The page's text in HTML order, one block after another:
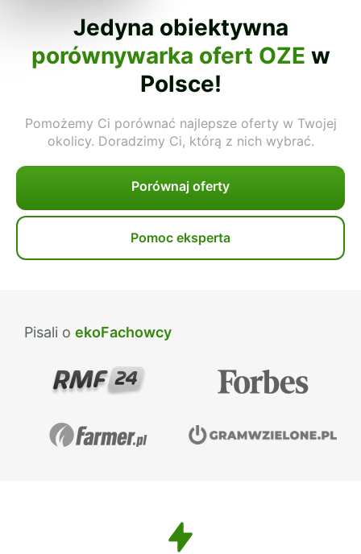
Jedyna obiektywna
porównywarka ofert OZE w
Polsce!
Pomożemy Ci porównać najlepsze oferty w Twojej
okolicy. Doradzimy Ci, którą z nich wybrać.
Porównaj oferty
Pomoc eksperta
Pisali o ekoFachowcy